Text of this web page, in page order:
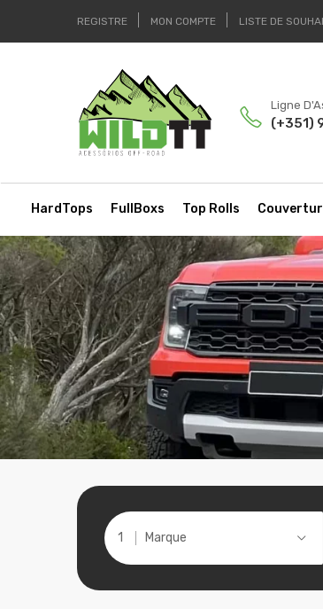
REGISTRE MON COMPTE LISTE DE
Ligne
(+351)
HardTops FullBoxs Top Rolls
Marque